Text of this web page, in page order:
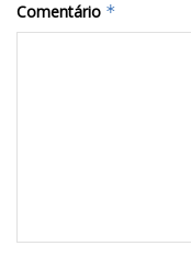
Comentário *